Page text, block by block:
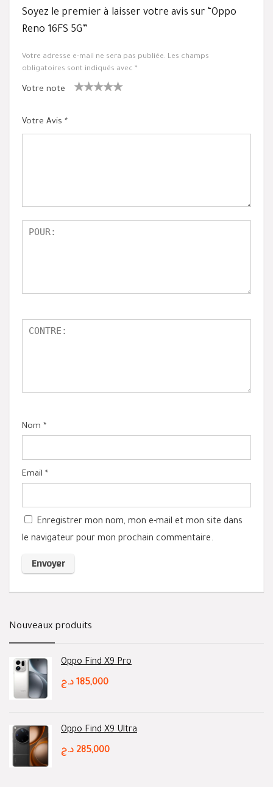
Soyez le premier à laisser votre avis sur “Oppo
Reno 16FS 5G”
Votre adresse e-mail ne sera pas publiée. Les champs
obligatoires sont indiqués avec *
Votre note
oil
sur
Votre Avis *
Nom *
Email *
Enregistrer mon nom, mon e-mail et mon site dans
le navigateur pour mon prochain commentaire.
Nouveaux produits
Oppo Find X9 Pro
185,000 د.ج
Oppo Find X9 Ultra
285,000 د.ج